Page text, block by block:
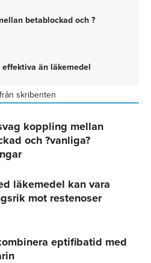
betablockad och ?
än läkemedel
skribenten
koppling mellan
och ?vanliga?
läkemedel kan vara
mot restenoser
eptifibatid med